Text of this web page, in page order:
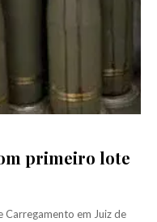
primeiro lote
Carregamento em Juiz de